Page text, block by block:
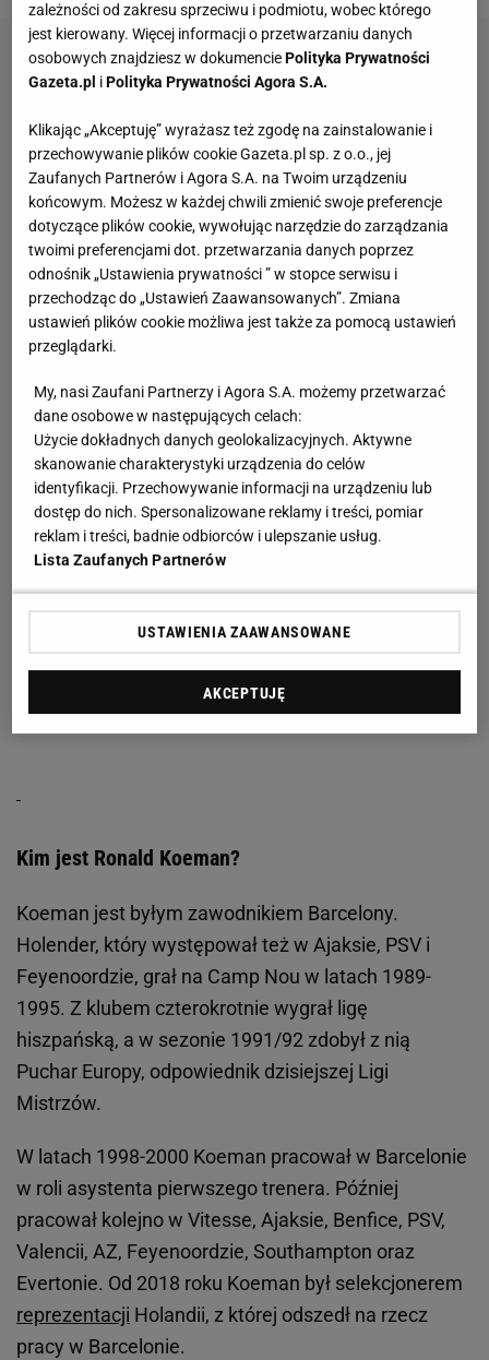
Kim jest Ronald Koeman?
Koeman jest byłym zawodnikiem Barcelony.
Holender, który występował też w Ajaksie, PSV i
Feyenoordzie, grał na Camp Nou w latach 1989-
1995. Z klubem czterokrotnie wygrał ligę
hiszpańską, a w sezonie 1991/92 zdobył z nią
Puchar Europy, odpowiednik dzisiejszej Ligi
Mistrzów.
W latach 1998-2000 Koeman pracował w Barcelonie
w roli asystenta pierwszego trenera. Później
pracował kolejno w Vitesse, Ajaksie, Benfice, PSV,
Valencii, AZ, Feyenoordzie, Southampton oraz
Evertonie. Od 2018 roku Koeman był selekcjonerem
reprezentacji Holandii, z której odszedł na rzecz
pracy w Barcelonie.
zależności od zakresu sprzeciwu i podmiotu, wobec którego
jest kierowany. Więcej informacji o przetwarzaniu danych
osobowych znajdziesz w dokumenciePolityka Prywatności
Gazeta.pl iPolityka Prywatności Agora S.A.
Klikając „Akceptuję” wyrażasz też zgodę na zainstalowanie i
przechowywanie plików cookie Gazeta.pl sp. z o.o., jej
Zaufanych Partnerów i Agora S.A. na Twoim urządzeniu
końcowym. Możesz w każdej chwili zmienić swoje preferencje
dotyczące plików cookie, wywołując narzędzie do zarządzania
twoimi preferencjami dot. przetwarzania danych poprzez
odnośnik „Ustawienia prywatności ” w stopce serwisu i
przechodząc do „Ustawień Zaawansowanych”. Zmiana
ustawień plików cookie możliwa jest także za pomocą ustawień
przeglądarki.
My, nasi Zaufani Partnerzy i Agora S.A. możemy przetwarzać
dane osobowe w następujących celach:
Użycie dokładnych danych geolokalizacyjnych. Aktywne
skanowanie charakterystyki urządzenia do celów
identyfikacji. Przechowywanie informacji na urządzeniu lub
dostęp do nich. Spersonalizowane reklamy i treści, pomiar
reklam i treści, badnie odbiorców i ulepszanie usług.
Lista Zaufanych Partnerów
USTAWIENIA ZAAWANSOWANE
AKCEPTUJĘ